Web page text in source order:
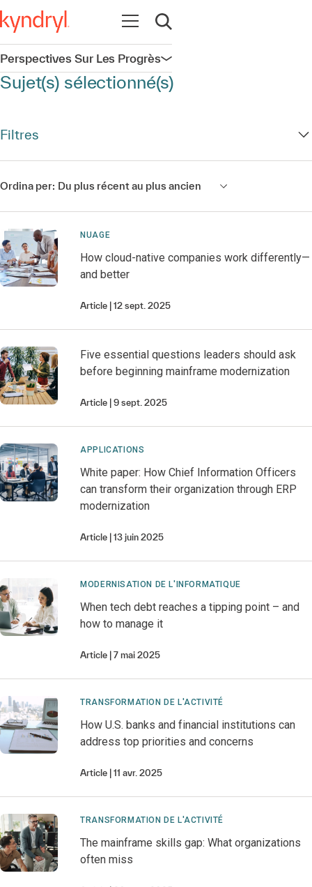
Ouvrir la navigation
Ouvrir la recherche
Perspectives Sur Les ProgrèsOuvrir la navigation
Sujet(s) sélectionné(s)
Filtres
Ordina per: Du plus récent au plus ancien
NUAGE
How cloud-native companies work differently—
and better
Article 12 sept. 2025
Five essential questions leaders should ask
before beginning mainframe modernization
Article 9 sept. 2025
APPLICATIONS
White paper: How Chief Information Officers
can transform their organization through ERP
modernization
Article 13 juin 2025
MODERNISATION DE L'INFORMATIQUE
When tech debt reaches a tipping point – and
how to manage it
Article 7 mai 2025
TRANSFORMATION DE L'ACTIVITÉ
How U.S. banks and financial institutions can
address top priorities and concerns
Article 11 avr. 2025
TRANSFORMATION DE L'ACTIVITÉ
The mainframe skills gap: What organizations
often miss